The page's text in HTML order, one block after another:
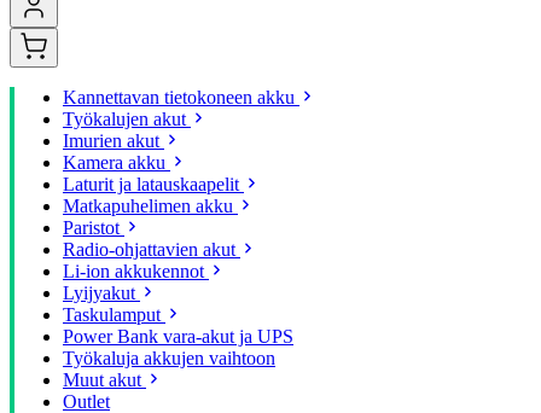
Kannettavan tietokoneen akku
Työkalujen akut
Imurien akut
Kamera akku
Laturit ja latauskaapelit
Matkapuhelimen akku
Paristot
Radio-ohjattavien akut
Li-ion akkukennot
Lyijyakut
Taskulamput
Power Bank vara-akut ja UPS
Työkaluja akkujen vaihtoon
Muut akut
Outlet